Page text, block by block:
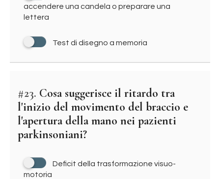
accendere una candela o preparare una
lettera
Test di disegno a memoria
#23. Cosa suggerisce il ritardo tra
l'inizio del movimento del braccio e
l'apertura della mano nei pazienti
parkinsoniani?
Deficit della trasformazione visuo-
motoria